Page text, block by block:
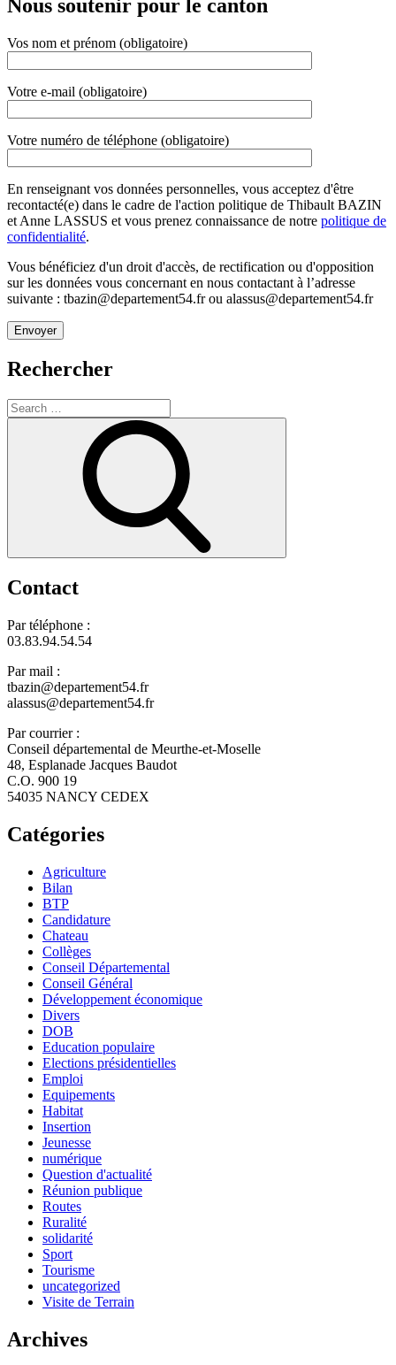
Nous soutenir pour le canton
Vos nom et prénom (obligatoire)
Votre e-mail (obligatoire)
Votre numéro de téléphone (obligatoire)
En renseignant vos données personnelles, vous acceptez d'être
recontacté(e) dans le cadre de l'action politique de Thibault BAZIN
et Anne LASSUS et vous prenez connaissance de notre politique de
confidentialité.
Vous bénéficiez d'un droit d'accès, de rectification ou d'opposition
sur les données vous concernant en nous contactant à l’adresse
suivante : tbazin@departement54.fr ou alassus@departement54.fr
Rechercher
Search
for:
Contact
Par téléphone :
03.83.94.54.54
Par mail :
tbazin@departement54.fr
alassus@departement54.fr
Par courrier :
Conseil départemental de Meurthe-et-Moselle
48, Esplanade Jacques Baudot
C.O. 900 19
54035 NANCY CEDEX
Catégories
Agriculture
Bilan
BTP
Candidature
Chateau
Collèges
Conseil Départemental
Conseil Général
Développement économique
Divers
DOB
Education populaire
Elections présidentielles
Emploi
Equipements
Habitat
Insertion
Jeunesse
numérique
Question d'actualité
Réunion publique
Routes
Ruralité
solidarité
Sport
Tourisme
uncategorized
Visite de Terrain
Archives